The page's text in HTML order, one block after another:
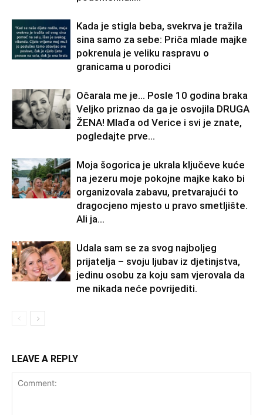
Kada je stigla beba, svekrva je tražila
sina samo za sebe: Priča mlade majke
pokrenula je veliku raspravu o
granicama u porodici
Očarala me je… Posle 10 godina braka
Veljko priznao da ga je osvojila DRUGA
ŽENA! Mlađa od Verice i svi je znate,
pogledajte prve...
Moja šogorica je ukrala ključeve kuće
na jezeru moje pokojne majke kako bi
organizovala zabavu, pretvarajući to
dragocjeno mjesto u pravo smetljište.
Ali ja...
Udala sam se za svog najboljeg
prijatelja – svoju ljubav iz djetinjstva,
jedinu osobu za koju sam vjerovala da
me nikada neće povrijediti.
LEAVE A REPLY